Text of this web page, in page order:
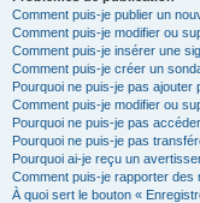
Comment puis-je publier un
Comment puis-je modifier ou
Comment puis-je insérer une
Comment puis-je créer un
Pourquoi ne puis-je pas ajouter
Comment puis-je modifier ou
Pourquoi ne puis-je pas
Pourquoi ne puis-je pas
Pourquoi ai-je reçu un
Comment puis-je rapporter
À quoi sert le bouton «